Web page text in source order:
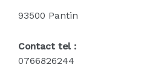
93500 Pantin
Contact tel :
0766826244